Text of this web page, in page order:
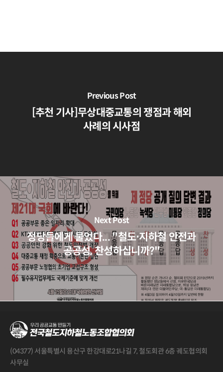
Previous Post
[추천 기사]무상대중교통의 쟁점과 해외
사례의 시사점
Next Post
정당들에게 물었다... "철도⋅지하철 안전과
공공성, 찬성하십니까?"
(04377) 서울특별시 용산구 한강대로21나길 7, 철도회관 6층 궤도협의회
사무실